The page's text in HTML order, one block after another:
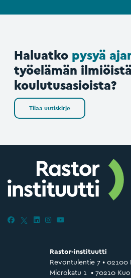
Haluatko pysyä
työelämän
koulutusasioista?
Tilaa uutiskirje
Rastor-instituutti
Revontulentie 7 • 02100
Microkatu 1 • 70210